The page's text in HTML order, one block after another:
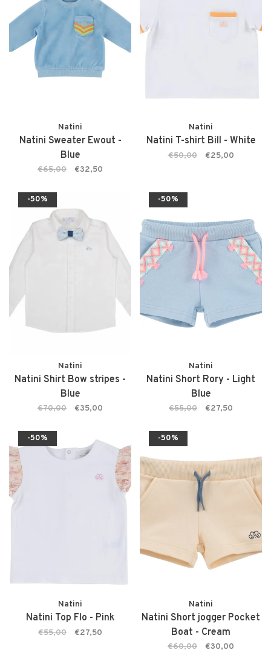
Natini
Natini Sweater Ewout -
Blue
€65,00 €32,50
Natini
Natini T-shirt Bill - White
€50,00 €25,00
-50%
Natini
Natini Shirt Bow stripes -
Blue
€70,00 €35,00
-50%
Natini
Natini Short Rory - Light
Blue
€55,00 €27,50
-50%
Natini
Natini Top Flo - Pink
€55,00 €27,50
-50%
Natini
Natini Short jogger Pocket
Boat - Cream
€60,00 €30,00